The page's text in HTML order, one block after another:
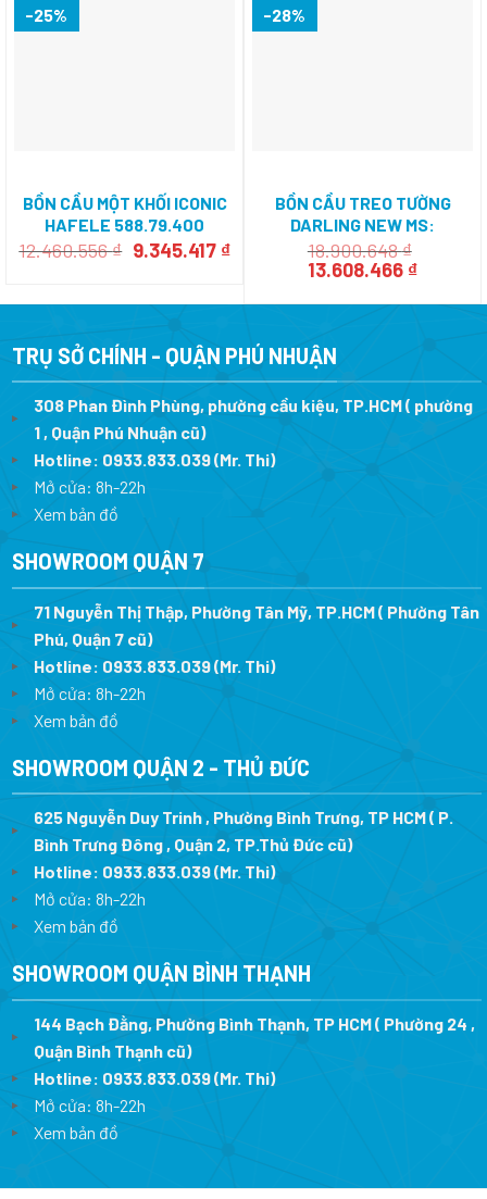
-25%
BỒN CẦU MỘT KHỐI ICONIC
HAFELE 588.79.400
12.460.556₫ Giá
12.460.556 ₫.
9.345.417 ₫Giá
là:
-28%
BỒN CẦU TREO TƯỜNG
DARLING NEW MS:
588.45.481
18.900.648₫
Giá
là:
13.608.466 ₫Giá
tại
TRỤ SỞ CHÍNH - QUẬN PHÚ NHUẬN
308 Phan Đình Phùng, phường cầu kiệu, TP.HCM ( phường
1 , Quận Phú Nhuận cũ)
Hotline: 0933.833.039(Mr. Thi)
Mở cửa: 8h-22h
Xem bản đồ
SHOWROOM QUẬN 7
71 Nguyễn Thị Thập, Phường Tân Mỹ, TP.HCM ( Phường Tân
Phú, Quận 7 cũ)
Hotline: 0933.833.039(Mr. Thi)
Mở cửa: 8h-22h
Xem bản đồ
SHOWROOM QUẬN 2 - THỦ ĐỨC
625 Nguyễn Duy Trinh , Phường Bình Trưng, TP HCM ( P.
Bình Trưng Đông , Quận 2, TP.Thủ Đức cũ)
Hotline: 0933.833.039(Mr. Thi)
Mở cửa: 8h-22h
Xem bản đồ
SHOWROOM QUẬN BÌNH THẠNH
144 Bạch Đằng, Phường Bình Thạnh, TP HCM ( Phường 24 ,
Quận Bình Thạnh cũ)
Hotline: 0933.833.039(Mr. Thi)
Mở cửa: 8h-22h
Xem bản đồ